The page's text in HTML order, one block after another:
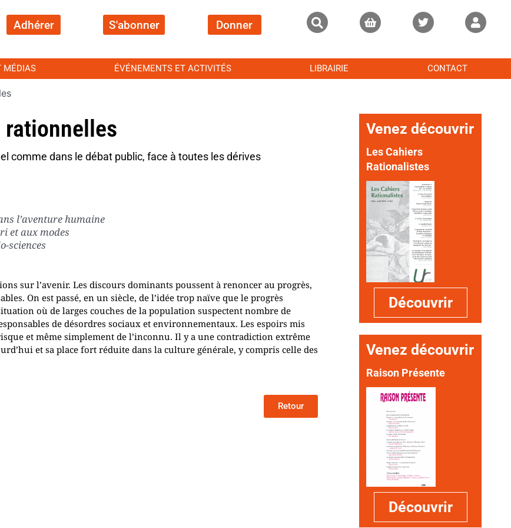
Adhérer S'abonner Donner
MÉDIAS ÉVÉNEMENTS ET ACTIVITÉS LIBRAIRIE CONTACT
rationnelles
comme dans le débat public, face à toutes les dérives
l’aven­ture hu­maine
et aux modes
sciences
sur l’avenir. Les discours dominants poussent à renoncer au progrès,
On est passé, en un siècle, de l’idée trop naïve que le progrès
où de larges couches de la population suspectent nombre de
de désordres sociaux et environnementaux. Les espoirs mis
et même simplement de l’inconnu. Il y a une contradiction extrême
et sa place fort réduite dans la culture générale, y compris celle des
Retour
Venez découvrir
Les Cahiers
Rationalistes
Découvrir
Venez découvrir
Raison Présente
Découvrir